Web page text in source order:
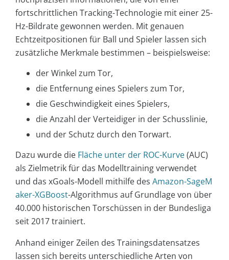
fortschrittlichen Tracking-Technologie mit einer 25-
Hz-Bildrate gewonnen werden. Mit genauen
Echtzeitpositionen für Ball und Spieler lassen sich
zusätzliche Merkmale bestimmen – beispielsweise:
der Winkel zum Tor,
die Entfernung eines Spielers zum Tor,
die Geschwindigkeit eines Spielers,
die Anzahl der Verteidiger in der Schusslinie,
und der Schutz durch den Torwart.
Dazu wurde die Fläche unter der ROC-Kurve(AUC)
als Zielmetrik für das Modelltraining verwendet
und das xGoals-Modell mithilfe des Amazon-SageM
aker-XGBoost-Algorithmus auf Grundlage von über
40.000 historischen Torschüssen in der Bundesliga
seit 2017 trainiert.
Anhand einiger Zeilen des Trainingsdatensatzes
lassen sich bereits unterschiedliche Arten von